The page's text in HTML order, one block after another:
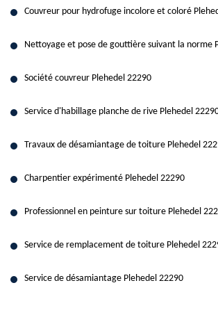
Couvreur pour hydrofuge incolore et coloré
Nettoyage et pose de gouttière suivant la norme
Société couvreur Plehedel 22290
Service d'habillage planche de rive Plehedel
Travaux de désamiantage de toiture Plehedel
Charpentier expérimenté Plehedel 22290
Professionnel en peinture sur toiture Plehedel
Service de remplacement de toiture Plehedel
Service de désamiantage Plehedel 22290